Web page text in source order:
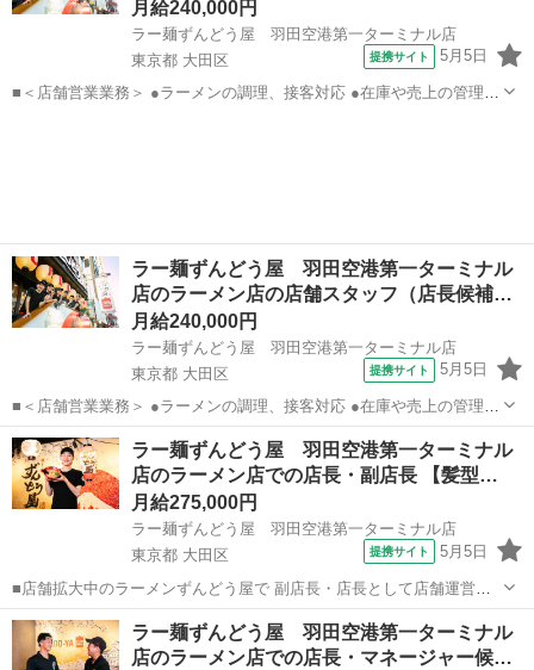
月給240,000円
ラー麺ずんどう屋 羽田空港第一ターミナル店
東京都 大田区
提携サイト 5月5日
■＜店舗営業業務＞ ●ラーメンの調理、接客対応 ●在庫や売上の管理 ●
ラー麺ずんどう屋 羽田空港第一ターミナル
店のラーメン店の店舗スタッフ（店長候補…
月給240,000円
ラー麺ずんどう屋 羽田空港第一ターミナル店
東京都 大田区
提携サイト 5月5日
■＜店舗営業業務＞ ●ラーメンの調理、接客対応 ●在庫や売上の管理 ●
衛生管理 ●食材・備品の発注 ＜店舗管理業務＞ ●スタッフの育成・採
用 ●スタッフのシフト管理 ●水光熱費・人件費管理 ●食材ロス削減...
東京 大田区 飲食
ラー麺ずんどう屋 羽田空港第一ターミナル
店のラーメン店での店長・副店長 【髪型…
月給275,000円
ラー麺ずんどう屋 羽田空港第一ターミナル店
東京都 大田区
提携サイト 5月5日
■店舗拡大中のラーメンずんどう屋で 副店長・店長として店舗運営、
管理、 人材育成などをお任せします。 ～具体的には～ ＜店舗営業業
務＞ ●ラーメンの調理、接客対応 ●在庫や売上の管理 ●衛生管理 ●食
材・備品の...
東京 大田区 飲食
ラー麺ずんどう屋 羽田空港第一ターミナル
店のラーメン店での店長・マネージャー候…